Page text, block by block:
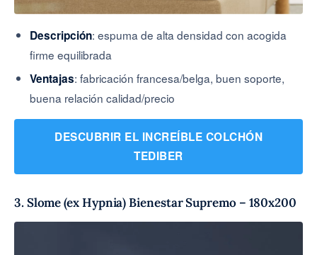
Descripción: espuma de alta densidad con acogida
firme equilibrada
Ventajas: fabricación francesa/belga, buen soporte,
buena relación calidad/precio
DESCUBRIR EL INCREÍBLE COLCHÓN
TEDIBER
3. Slome (ex Hypnia) Bienestar Supremo – 180x200